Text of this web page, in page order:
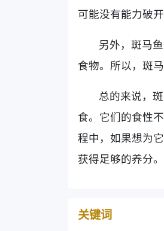
可能没有能力破
另外，斑马
食物。所以，斑
总的来说，
食。它们的食性
程中，如果想为
获得足够的养分。
关键词